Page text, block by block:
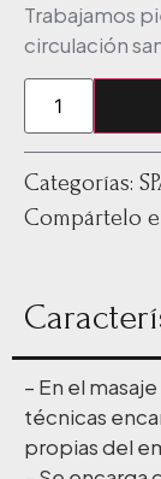
Trabajamos
circulación
Categorías:
Compártelo
– En el
técnicas
propias del